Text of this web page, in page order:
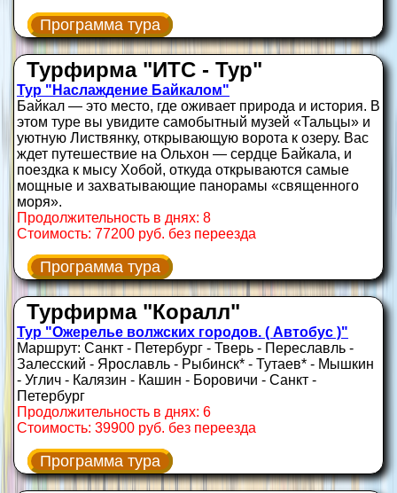
Программа тура
Турфирма "ИТС - Тур"
Тур "Наслаждение Байкалом"
Байкал — это место, где оживает природа и история. В
этом туре вы увидите самобытный музей «Тальцы» и
уютную Листвянку, открывающую ворота к озеру. Вас
ждет путешествие на Ольхон — сердце Байкала, и
поездка к мысу Хобой, откуда открываются самые
мощные и захватывающие панорамы «священного
моря».
Продолжительность в днях: 8
Стоимость: 77200 руб. без переезда
Программа тура
Турфирма "Коралл"
Тур "Ожерелье волжских городов. ( Автобус )"
Маршрут: Санкт - Петербург - Тверь - Переславль -
Залесский - Ярославль - Рыбинск* - Тутаев* - Мышкин
- Углич - Калязин - Кашин - Боровичи - Санкт -
Петербург
Продолжительность в днях: 6
Стоимость: 39900 руб. без переезда
Программа тура